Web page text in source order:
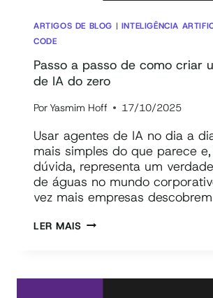
ARTIGOS DE BLOG | INTELIGÊNCIA
CODE
Passo a passo de como criar
de IA do zero
Por Yasmim Hoff 17/10/2025
Usar agentes de IA no dia a
mais simples do que parece
dúvida, representa um
de águas no mundo
vez mais empresas
LER MAISPASSO